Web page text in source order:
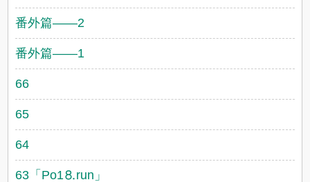
番外篇——2
番外篇——1
66
65
64
63「Рo1⒏run」